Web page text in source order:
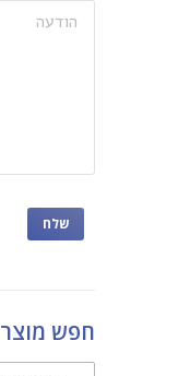
הודעה
שלח
חפש מוצר